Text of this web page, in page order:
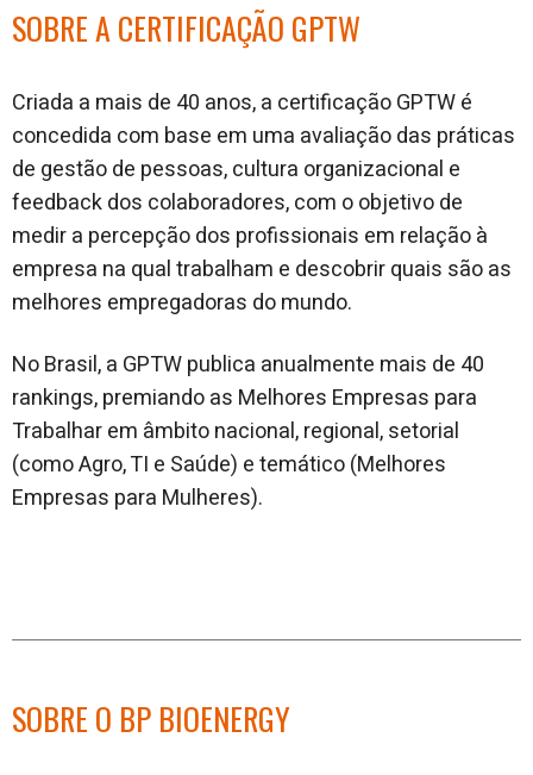
SOBRE A CERTIFICAÇÃO GPTW
Criada a mais de 40 anos, a certificação GPTW é
concedida com base em uma avaliação das práticas
de gestão de pessoas, cultura organizacional e
feedback dos colaboradores, com o objetivo de
medir a percepção dos profissionais em relação à
empresa na qual trabalham e descobrir quais são as
melhores empregadoras do mundo.
No Brasil, a GPTW publica anualmente mais de 40
rankings, premiando as Melhores Empresas para
Trabalhar em âmbito nacional, regional, setorial
(como Agro, TI e Saúde) e temático (Melhores
Empresas para Mulheres).
SOBRE O BP BIOENERGY